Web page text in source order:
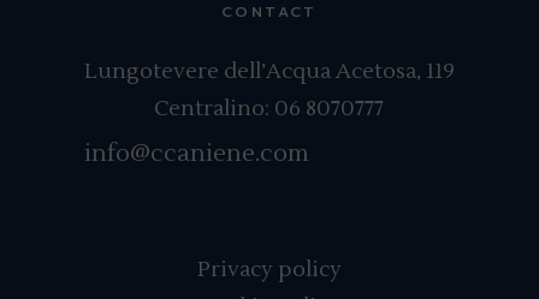
CONTACT
Lungotevere dell’Acqua Acetosa, 119
Centralino: 06 8070777
info@ccaniene.com
Privacy policy